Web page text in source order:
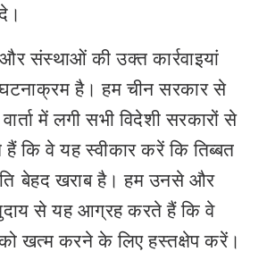
और संस्थाओं की उक्त कार्रवाइयां
है। हम चीन सरकार से
वार्ता में लगी सभी विदेशी सरकारों से
कि वे यह स्वीकार करें कि तिब्बत
बेहद खराब है। हम उनसे और
से यह आग्रह करते हैं कि वे
खत्म करने के लिए हस्तक्षेप करें।